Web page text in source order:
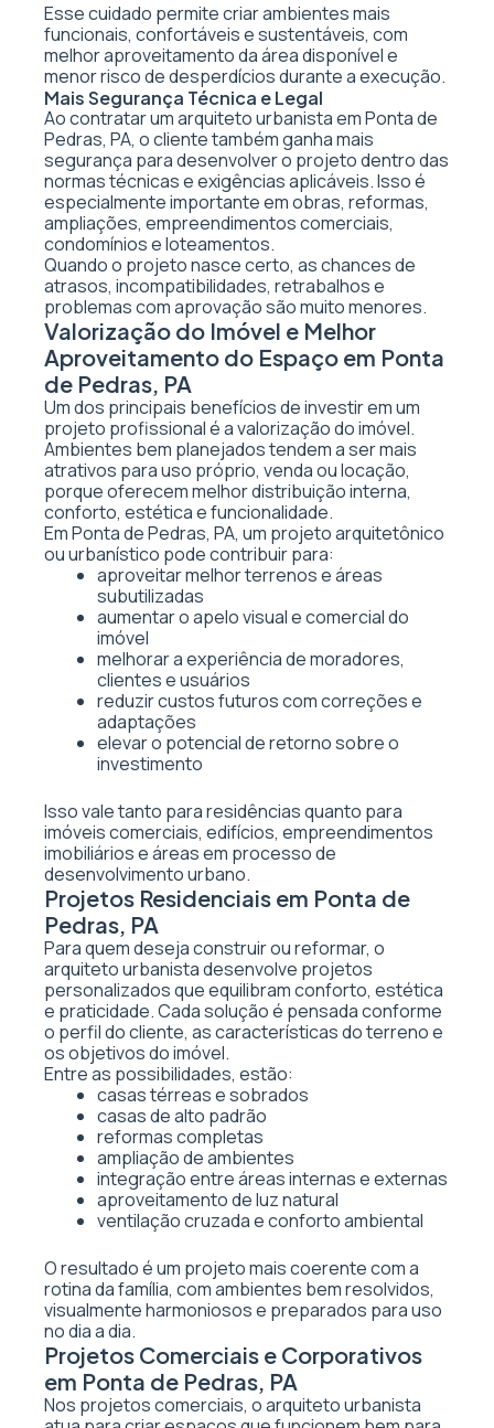
Esse cuidado permite criar ambientes mais
funcionais, confortáveis e sustentáveis, com
melhor aproveitamento da área disponível e
menor risco de desperdícios durante a execução.
Mais Segurança Técnica e Legal
Ao contratar um arquiteto urbanista em Ponta de
Pedras, PA, o cliente também ganha mais
segurança para desenvolver o projeto dentro das
normas técnicas e exigências aplicáveis. Isso é
especialmente importante em obras, reformas,
ampliações, empreendimentos comerciais,
condomínios e loteamentos.
Quando o projeto nasce certo, as chances de
atrasos, incompatibilidades, retrabalhos e
problemas com aprovação são muito menores.
Valorização do Imóvel e Melhor
Aproveitamento do Espaço em Ponta
de Pedras, PA
Um dos principais benefícios de investir em um
projeto profissional é a valorização do imóvel.
Ambientes bem planejados tendem a ser mais
atrativos para uso próprio, venda ou locação,
porque oferecem melhor distribuição interna,
conforto, estética e funcionalidade.
Em Ponta de Pedras, PA, um projeto arquitetônico
ou urbanístico pode contribuir para:
aproveitar melhor terrenos e áreas
subutilizadas
aumentar o apelo visual e comercial do
imóvel
melhorar a experiência de moradores,
clientes e usuários
reduzir custos futuros com correções e
adaptações
elevar o potencial de retorno sobre o
investimento
Isso vale tanto para residências quanto para
imóveis comerciais, edifícios, empreendimentos
imobiliários e áreas em processo de
desenvolvimento urbano.
Projetos Residenciais em Ponta de
Pedras, PA
Para quem deseja construir ou reformar, o
arquiteto urbanista desenvolve projetos
personalizados que equilibram conforto, estética
e praticidade. Cada solução é pensada conforme
o perfil do cliente, as características do terreno e
os objetivos do imóvel.
Entre as possibilidades, estão:
casas térreas e sobrados
casas de alto padrão
reformas completas
ampliação de ambientes
integração entre áreas internas e externas
aproveitamento de luz natural
ventilação cruzada e conforto ambiental
O resultado é um projeto mais coerente com a
rotina da família, com ambientes bem resolvidos,
visualmente harmoniosos e preparados para uso
no dia a dia.
Projetos Comerciais e Corporativos
em Ponta de Pedras, PA
Nos projetos comerciais, o arquiteto urbanista